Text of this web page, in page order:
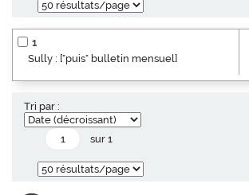
1
Sully : ["puis" bulletin mensuel]
Tri par :
sur 1